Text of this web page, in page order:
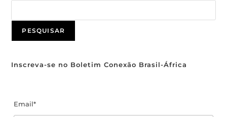
PESQUISAR
Inscreva-se no Boletim Conexão Brasil-África
Email*